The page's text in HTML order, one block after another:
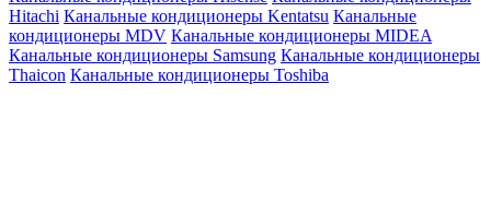
Hitachi Канальные кондиционеры Kentatsu Канальные
кондиционеры MDV Канальные кондиционеры MIDEA
Канальные кондиционеры Samsung Канальные кондиционеры
Thaicon Канальные кондиционеры Toshiba